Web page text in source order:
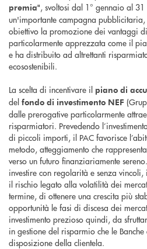
premia", svoltosi dal 1° gennaio al
un'importante campagna
obiettivo la promozione dei vantaggi
particolarmente apprezzata come il
e ha distribuito ad altrettanti
ecosostenibili.
La scelta di incentivare il piano di
del fondo di investimento NEF
dalle prerogative particolarmente
risparmiatori. Prevedendo
di piccoli importi, il PAC favorisce
metodo, atteggiamento che
verso un futuro finanziariamente
investire con regolarità e senza
il rischio legato alla volatilità dei
termine, di ottenere una crescita più
opportunità le fasi di discesa dei
investimento prezioso quindi, da
in gestione del risparmio che le
disposizione della clientela.